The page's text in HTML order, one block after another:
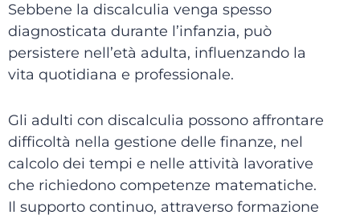
Sebbene la discalculia venga spesso
diagnosticata durante l’infanzia, può
persistere nell’età adulta, influenzando la
vita quotidiana e professionale.
Gli adulti con discalculia possono affrontare
difficoltà nella gestione delle finanze, nel
calcolo dei tempi e nelle attività lavorative
che richiedono competenze matematiche.
Il supporto continuo, attraverso formazione